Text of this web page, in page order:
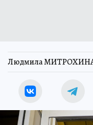
Людмила